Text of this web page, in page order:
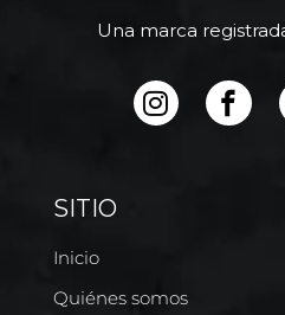
Una marca
SITIO
Inicio
Quiénes somos